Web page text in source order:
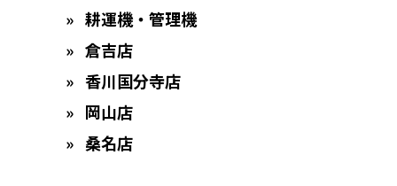
耕運機・管理機
倉吉店
香川国分寺店
岡山店
桑名店